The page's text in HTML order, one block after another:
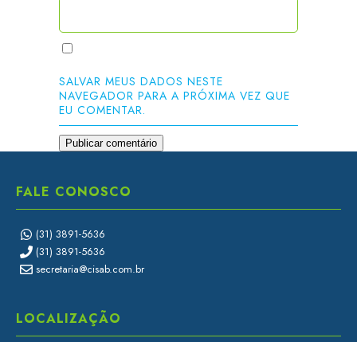
SALVAR MEUS DADOS NESTE
NAVEGADOR PARA A PRÓXIMA VEZ QUE
EU COMENTAR.
FALE CONOSCO
(31) 3891-5636
(31) 3891-5636
secretaria@cisab.com.br
LOCALIZAÇÃO